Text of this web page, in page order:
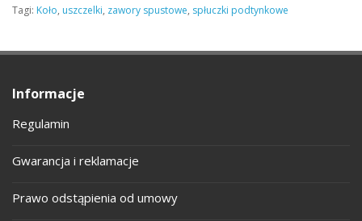
Tagi: Koło, uszczelki, zawory spustowe, spłuczki podtynkowe
Informacje
Regulamin
Gwarancja i reklamacje
Prawo odstąpienia od umowy